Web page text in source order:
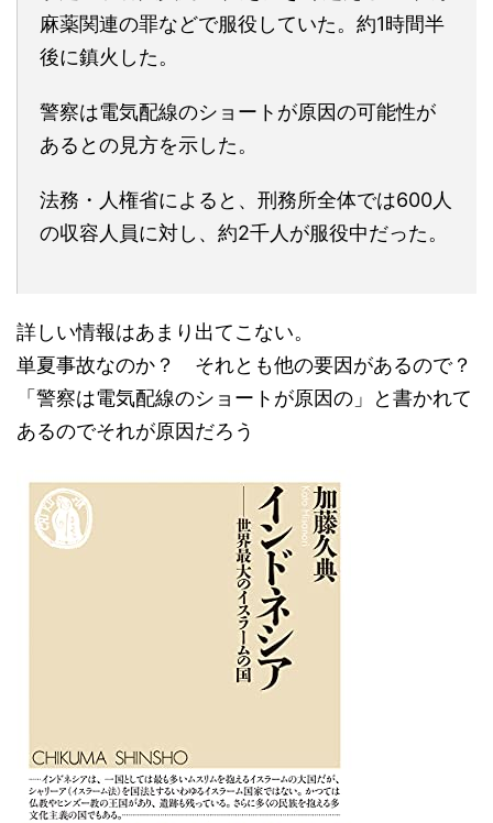
麻薬関連の罪などで服役していた。約1時間半
後に鎮火した。
警察は電気配線のショートが原因の可能性が
あるとの見方を示した。
法務・人権省によると、刑務所全体では600人
の収容人員に対し、約2千人が服役中だった。
詳しい情報はあまり出てこない。
単夏事故なのか？ それとも他の要因があるので？
「警察は電気配線のショートが原因の」と書かれて
あるのでそれが原因だろう